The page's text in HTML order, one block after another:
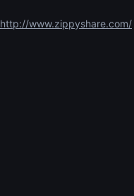
http://www.zippyshare.com/